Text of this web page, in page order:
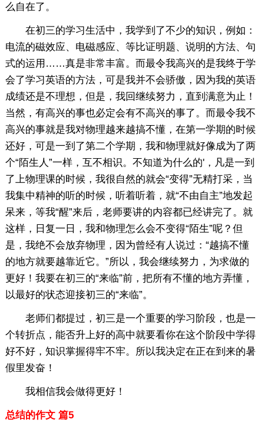
么自在了。
在初三的学习生活中，我学到了不少的知识，例如：
电流的磁效应、电磁感应、等比证明题、说明的方法、句
式的运用……真是非常丰富。而最令我高兴的是我终于学
会了学习英语的方法，可是我并不会骄傲，因为我的英语
成绩还是不理想，但是，我回继续努力，直到满意为止！
当然，有高兴的事也必定会有不高兴的事了。而最令我不
高兴的事就是我对物理越来越搞不懂，在第一学期的时候
还好，可是一到了第二个学期，我和物理就好像成为了两
个“陌生人”一样，互不相识。不知道为什么的'，凡是一到
了上物理课的时候，我很自然的就会“变得”无精打采，当
我集中精神的听的时候，听着听着，就“不由自主”地发起
呆来，等我“醒”来后，老师要讲的内容都已经讲完了。就
这样，日复一日，我和物理怎么会不变得“陌生”呢？但
是，我绝不会放弃物理，因为曾经有人说过：“越搞不懂
的地方就要越靠近它。”所以，我会继续努力，为求做的
更好！我要在初三的“来临”前，把所有不懂的地方弄懂，
以最好的状态迎接初三的“来临”。
老师们都提过，初三是一个重要的学习阶段，也是一
个转折点，能否升上好的高中就要看你在这个阶段中学得
好不好，知识掌握得牢不牢。所以我决定在正在到来的暑
假里发奋！
我相信我会做得更好！
总结的作文 篇5